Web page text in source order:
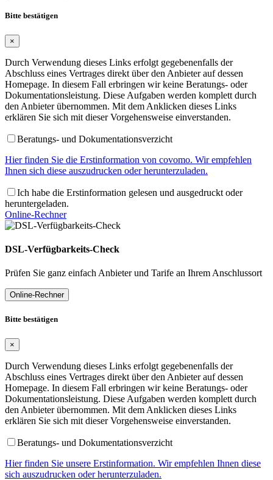
Bitte bestätigen
×
Durch Verwendung dieses Links erfolgt gegebenenfalls der
Abschluss eines Vertrages direkt über den Anbieter auf dessen
Homepage. In diesem Fall erbringen wir keine Beratungs- oder
Dokumentationsleistung. Diese Aufgaben werden komplett durch
den Anbieter übernommen. Mit dem Anklicken dieses Links
erklären Sie sich mit dieser Vorgehensweise einverstanden.
Beratungs- und Dokumentationsverzicht
Hier finden Sie die Erstinformation von covomo. Wir empfehlen
Ihnen sich diese auszudrucken oder herunterzuladen.
Ich habe die Erstinformation gelesen und ausgedruckt oder
heruntergeladen.
Online-Rechner
DSL-Verfügbarkeits-Check
Prüfen Sie ganz einfach Anbieter und Tarife an Ihrem Anschlussort
Online-Rechner
Bitte bestätigen
×
Durch Verwendung dieses Links erfolgt gegebenenfalls der
Abschluss eines Vertrages direkt über den Anbieter auf dessen
Homepage. In diesem Fall erbringen wir keine Beratungs- oder
Dokumentationsleistung. Diese Aufgaben werden komplett durch
den Anbieter übernommen. Mit dem Anklicken dieses Links
erklären Sie sich mit dieser Vorgehensweise einverstanden.
Beratungs- und Dokumentationsverzicht
Hier finden Sie unsere Erstinformation. Wir empfehlen Ihnen diese
sich auszudrucken oder herunterzuladen.